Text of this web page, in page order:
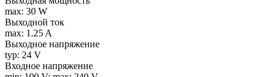
max: 30 W
Выходной ток
max: 1.25 A
Выходное напряжение
typ: 24 V
Входное напряжение